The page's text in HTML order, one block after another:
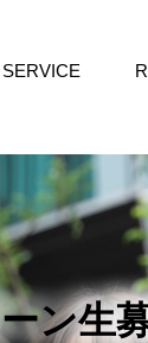
SERVICE
ン生